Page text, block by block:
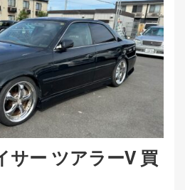
サー ツアラーV 買